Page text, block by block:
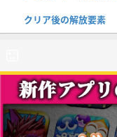
クリア後の解放要素